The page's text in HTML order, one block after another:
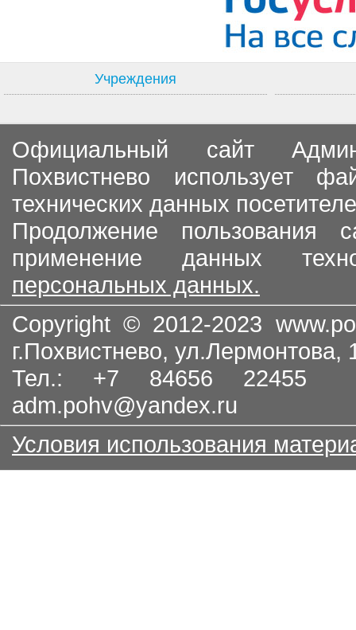
Учреждения
Официальный сайт
Похвистнево использует
технических данных
Продолжение пользования
применение данных
персональных данных.
Copyright © 2012-2023
г.Похвистнево, ул.Лермонтова,
Тел.: +7 84656
adm.pohv@yandex.ru
Условия использования